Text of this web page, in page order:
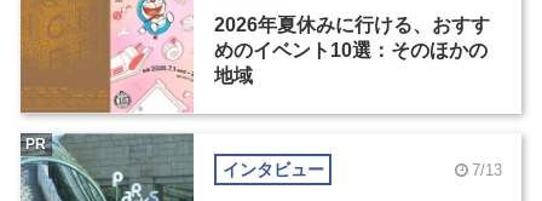
2026年夏休みに行ける、おすす
めのイベント10選：そのほかの
地域
インタビュー 7/13
PR